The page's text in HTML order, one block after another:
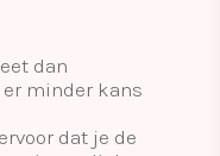
dan
er minder kans
dat je de